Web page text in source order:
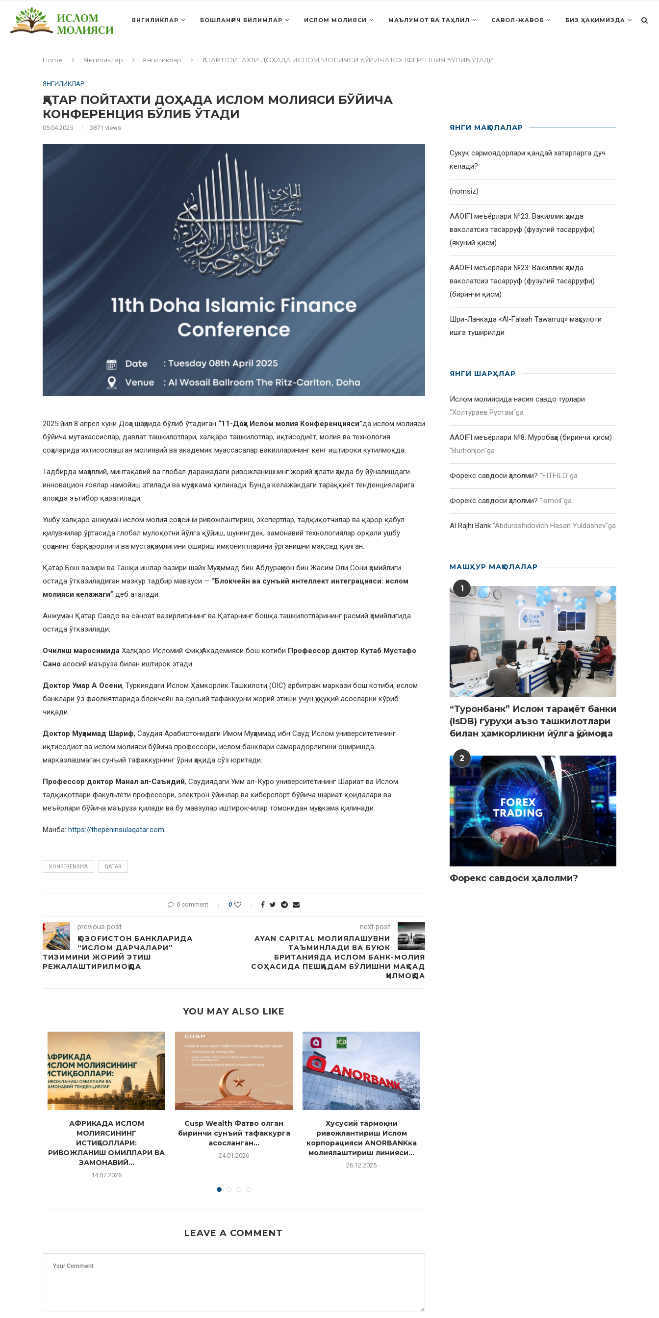
ЯНГИЛИКЛАР БОШЛАНҒИЧ БИЛИМЛАР ИСЛОМ МОЛИЯСИ МАЪЛУМОТ ВА ТАҲЛИЛ САВОЛ-ЖАВОБ БИЗ ҲАҚИМИЗДА
Home Янгиликлар Янгиликлар ҚАТАР ПОЙТАХТИ ДОҲАДА ИСЛОМ МОЛИЯСИ БЎЙИЧА КОНФЕРЕНЦИЯ БЎЛИБ ЎТАДИ
ЯНГИЛИКЛАР
ҚАТАР ПОЙТАХТИ ДОҲАДА ИСЛОМ МОЛИЯСИ БЎЙИЧА
КОНФЕРЕНЦИЯ БЎЛИБ ЎТАДИ
05.04.2025 3871 views
2025 йил 8 апрел куни Доҳа шаҳрида бўлиб ўтадиган “11-Доҳа Ислом молия Конференцияси”да ислом молияси
бўйича мутахассислар, давлат ташкилотлари, халқаро ташкилотлар, иқтисодиёт, молия ва технология
соҳаларида ихтисослашган молиявий ва академик муассасалар вакилларининг кенг иштироки кутилмоқда.
Тадбирда маҳаллий, минтақавий ва глобал даражадаги ривожланишнинг жорий ҳолати ҳамда бу йўналишдаги
инновацион ғоялар намойиш этилади ва муҳокама қилинади. Бунда келажакдаги тараққиёт тенденцияларига
алоҳида эътибор қаратилади.
Ушбу халқаро анжуман ислом молия соҳасини ривожлантириш, экспертлар, тадқиқотчилар ва қарор қабул
қилувчилар ўртасида глобал мулоқотни йўлга қўйиш, шунингдек, замонавий технологиялар орқали ушбу
соҳанинг барқарорлиги ва мустаҳкамлигини ошириш имкониятларини ўрганишни мақсад қилган.
Қатар Бош вазири ва Ташқи ишлар вазири шайх Муҳаммад бин Абдураҳмон бин Жасим Оли Сони ҳомийлиги
остида ўтказиладиган мазкур тадбир мавзуси — “Блокчейн ва сунъий интеллект интеграцияси: ислом
молияси келажаги” деб аталади.
Анжуман Қатар Савдо ва саноат вазирлигининг ва Қатарнинг бошқа ташкилотларининг расмий ҳомийлигида
остида ўтказилади.
Очилиш маросимида Халқаро Исломий Фиқҳ Академияси бош котиби Профессор доктор Кутаб Мустафо
Сано асосий маъруза билан иштирок этади.
Доктор Умар А Осени, Туркиядаги Ислом Ҳамкорлик Ташкилоти (OIC) арбитраж маркази бош котиби, ислом
банклари ўз фаолиятларида блокчейн ва сунъий тафаккурни жорий этиши учун ҳуқуқий асосларни кўриб
чиқади.
Доктор Муҳаммад Шариф, Саудия Арабистонидаги Имом Муҳаммад ибн Сауд Ислом университетининг
иқтисодиёт ва ислом молияси бўйича профессори, ислом банклари самарадорлигини оширишда
марказлашмаган сунъий тафаккурнинг ўрни ҳақида сўз юритади.
Профессор доктор Манал ал-Саъидий, Саудиядаги Умм ал-Куро университетининг Шариат ва Ислом
тадқиқотлари факультети профессори, электрон ўйинлар ва киберспорт бўйича шариат қоидалари ва
меъёрлари бўйича маъруза қилади ва бу мавзулар иштирокчилар томонидан муҳокама қилинади.
Манба: https://thepeninsulaqatar.com
KONFERENSIYA QATAR
0 comment 0
previous post
ҚОЗОҒИСТОН БАНКЛАРИДА
“ИСЛОМ ДАРЧАЛАРИ”
ТИЗИМИНИ ЖОРИЙ ЭТИШ
РЕЖАЛАШТИРИЛМОҚДА
next post
AYAN CAPITAL МОЛИЯЛАШУВНИ
ТАЪМИНЛАДИ ВА БУЮК
БРИТАНИЯДА ИСЛОМ БАНК-МОЛИЯ
СОҲАСИДА ПЕШҚАДАМ БЎЛИШНИ МАҚСАД
ҚИЛМОҚДА
YOU MAY ALSO LIKE
АФРИКАДА ИСЛОМ
МОЛИЯСИНИНГ
ИСТИҚБОЛЛАРИ:
РИВОЖЛАНИШ ОМИЛЛАРИ ВА
ЗАМОНАВИЙ...
14.07.2026
Cusp Wealth Фатво олган
биринчи сунъий тафаккурга
асосланган...
24.01.2026
Хусусий тармоқни
ривожлантириш Ислом
корпорацияси ANORBANKка
молиялаштириш линияси...
26.12.2025
LEAVE A COMMENT
ЯНГИ МАҚОЛАЛАР
Сукук сармоядорлари қандай хатарларга дуч
келади?
(nomsiz)
AAOIFI меъёрлари №23: Вакиллик ҳамда
ваколатсиз тасарруф (фузулий тасарруфи)
(якуний қисм)
AAOIFI меъёрлари №23: Вакиллик ҳамда
ваколатсиз тасарруф (фузулий тасарруфи)
(биринчи қисм)
Шри-Ланкада «Al-Falaah Tawarruq» маҳсулоти
ишга туширилди
ЯНГИ ШАРҲЛАР
Ислом молиясида насия савдо турлари
"Холтураев Рустам"ga
AAOIFI меъёрлари №8: Муробаҳа (биринчи қисм)
"Burhonjon"ga
Форекс савдоси ҳалолми? "FITFILO"ga
Форекс савдоси ҳалолми? "ismoil"ga
Al Rajhi Bank "Abdurashidovich Hasan Yuldashev"ga
МАШҲУР МАҚОЛАЛАР
1
“Туронбанк” Ислом тараққиёт банки
(IsDB) гуруҳи аъзо ташкилотлари
билан ҳамкорликни йўлга қўймоқда
2
Форекс савдоси ҳалолми?